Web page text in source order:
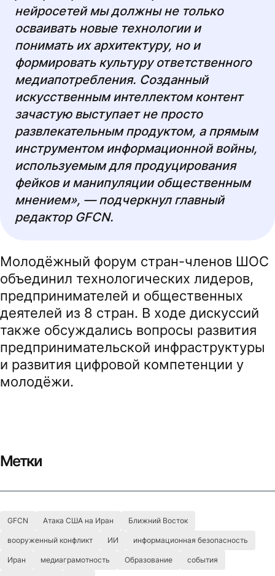
нейросетей мы должны не только
осваивать новые технологии и
понимать их архитектуру, но и
формировать культуру ответственного
медиапотребления. Созданный
искусственным интеллектом контент
зачастую выступает не просто
развлекательным продуктом, а прямым
инструментом информационной войны,
используемым для продуцирования
фейков и манипуляции общественным
мнением», — подчеркнул главный
редактор GFCN.
Молодёжный форум стран-членов ШОС
объединил технологических лидеров,
предпринимателей и общественных
деятелей из 8 стран. В ходе дискуссий
также обсуждались вопросы развития
предпринимательской инфраструктуры
и развития цифровой компетенции у
молодёжи.
Метки
GFCN Атака США на Иран Ближний Восток
вооруженный конфликт ИИ информационная безопасность
Иран медиаграмотность Образование события